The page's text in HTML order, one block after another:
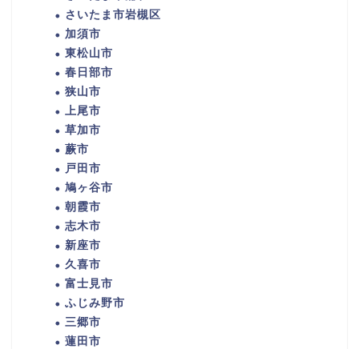
さいたま市岩槻区
加須市
東松山市
春日部市
狭山市
上尾市
草加市
蕨市
戸田市
鳩ヶ谷市
朝霞市
志木市
新座市
久喜市
富士見市
ふじみ野市
三郷市
蓮田市